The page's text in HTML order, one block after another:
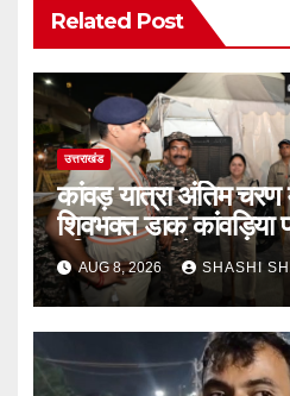
Related Post
उत्तराखंड
कांवड़ यात्रा अंतिम
शिवभक्त डाक कांवड़िया
हरिद्वार पहुंच रहे
AUG 8, 2026 SHASHI